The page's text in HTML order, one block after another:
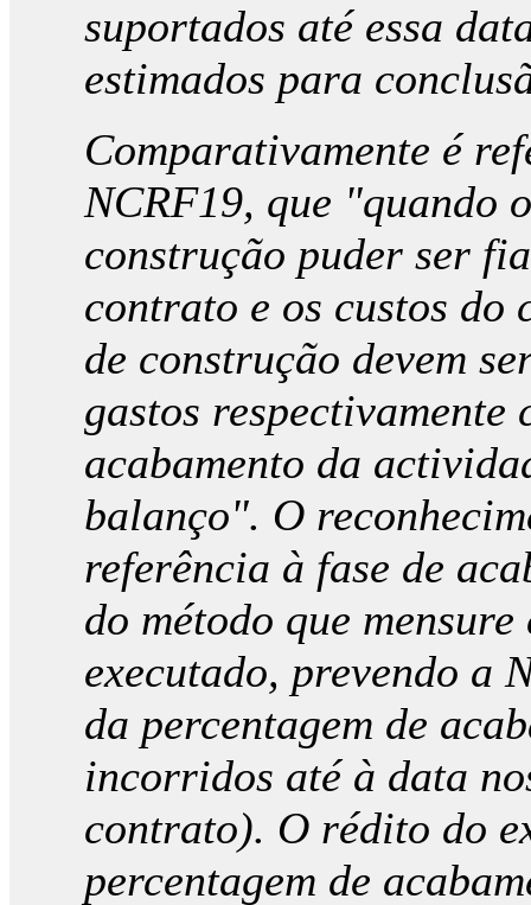
suportados até essa
estimados para
Comparativamente é
NCRF19, que "quando
construção puder ser
contrato e os custos do
de construção devem
gastos respectivamente
acabamento da
balanço". O
referência à fase de
do método que
executado, prevendo a
da percentagem de
incorridos até à data
contrato). O rédito do
percentagem de